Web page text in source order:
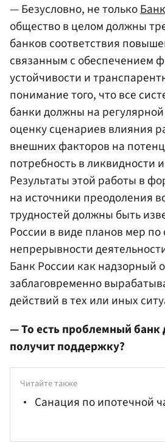
— Безусловно, не только
общество в целом должны
банков соответствия
связанным с обеспечением
устойчивости и
понимание того, что все
банки должны на
оценку сценариев влияния
внешних факторов на
потребность в ликвидности
Результаты этой работы в
на источники преодоления
трудностей должны быть
России в виде планов мер
непрерывности
Банк России как надзорный
заблаговременно
действий в тех или иных
— То есть проблемный банк
получит поддержку?
Читайте также
Cанация по ипотечной